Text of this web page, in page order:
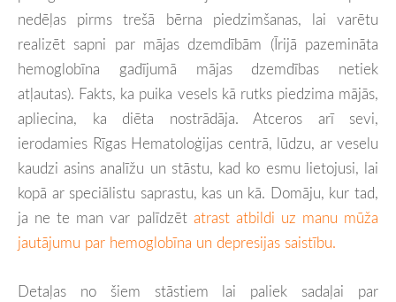
nedēļas pirms trešā bērna piedzimšanas, lai varētu
realizēt sapni par mājas dzemdībām (Īrijā pazemināta
hemoglobīna gadījumā mājas dzemdības netiek
atļautas). Fakts, ka puika vesels kā rutks piedzima mājās,
apliecina, ka diēta nostrādāja. Atceros arī sevi,
ierodamies Rīgas Hematoloģijas centrā, lūdzu, ar veselu
kaudzi asins analīžu un stāstu, kad ko esmu lietojusi, lai
kopā ar speciālistu saprastu, kas un kā. Domāju, kur tad,
ja ne te man var palīdzēt atrast atbildi uz manu mūža
jautājumu par hemoglobīna un depresijas saistību.
Detaļas no šiem stāstiem lai paliek sadaļai par